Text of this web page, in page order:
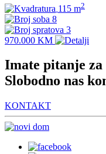
115 m2
8
3
970.000 KM
Imate pitanje za
Slobodno nas
KONTAKT